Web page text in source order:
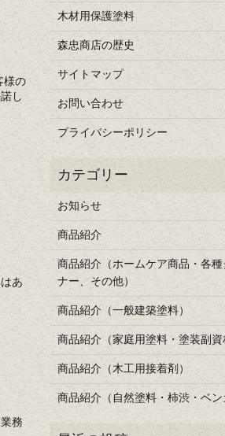
様の
し
あ
務
木材用保護塗料
森忠商店の歴史
サイトマップ
お問い合わせ
プライバシーポリシー
お知らせ
商品紹介
商品紹介（ホームケア商品・各種
ナー、その他）
商品紹介（一般建築塗料）
商品紹介（家庭用塗料・塗装副資
商品紹介（木工用接着剤）
商品紹介（自然塗料・柿渋・ベン